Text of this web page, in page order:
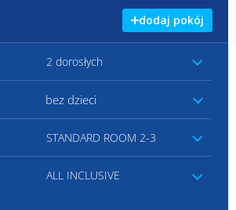
dodaj pokój
2 dorosłych
bez dzieci
STANDARD ROOM 2-3
ALL INCLUSIVE